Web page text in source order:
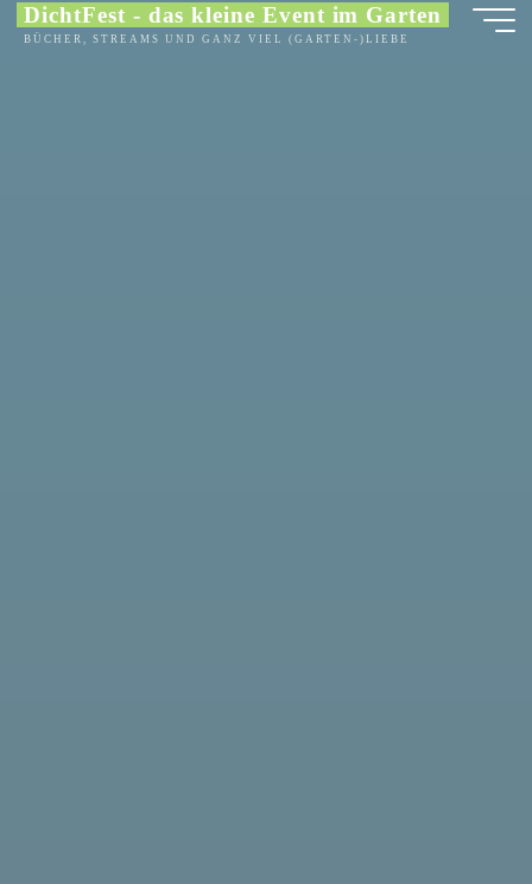
Inhalt
springen
DichtFest - das kleine Event im Garten
BÜCHER, STREAMS UND GANZ VIEL (GARTEN-)LIEBE